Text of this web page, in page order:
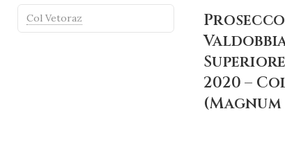
Col Vetoraz
2020 –